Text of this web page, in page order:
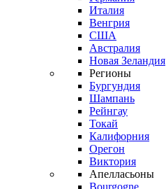
Италия
Венгрия
США
Австралия
Новая Зеландия
Регионы
Бургундия
Шампань
Рейнгау
Токай
Калифорния
Орегон
Виктория
Апелласьоны
Bourgogne